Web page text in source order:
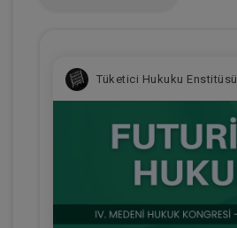
Tüketici Hukuku Enstitüsü